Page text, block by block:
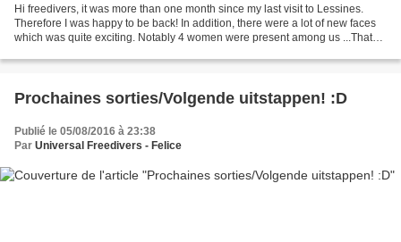
Hi freedivers, it was more than one month since my last visit to Lessines.
Therefore I was happy to be back! In addition, there were a lot of new faces
which was quite exciting. Notably 4 women were present among us ...That
Prochaines sorties/Volgende uitstappen! :D
Publié le 05/08/2016 à 23:38
Par Universal Freedivers - Felice